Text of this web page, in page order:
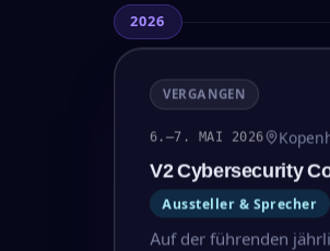
2026
VERGANGEN
6.–7. MAI 2026
V2 Cybersecurity
Aussteller & Sprecher
Auf der führenden